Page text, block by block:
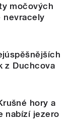
močových
nevracely
z Duchcova
hory a
nabízí jezero